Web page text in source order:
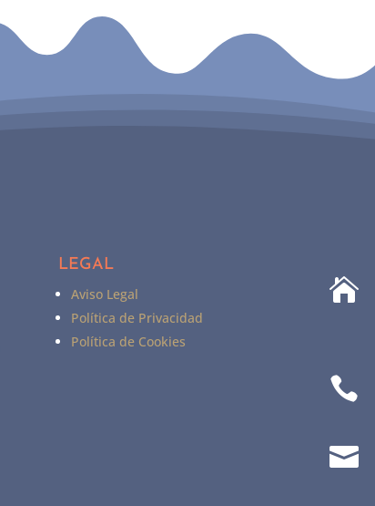
LEGAL
Aviso Legal
Política de Privacidad
Política de Cookies


